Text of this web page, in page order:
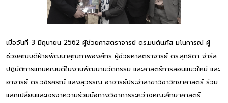
เมื่อวันที่ 3 มิถุนายน 2562 ผู้ช่วยศาสตราจารย์ ดร.มนต์นภัส มโนการณ์ ผู้
ช่วยคณบดีฝ่ายพัฒนาคุณภาพองค์กร ผู้ช่วยศาสตราจารย์ ดร.สุทธิดา จำรัส
ปฏิบัติการแทนคณบดีในงานพัฒนานวัตกรรม และศาสตร์การสอนแนวใหม่ และ
อาจารย์ ดร.วชิรศรณ์ แสงสุวรรณ อาจารย์ประจำสาขาวิชาวิทยาศาสตร์ ร่วม
แลกเปลี่ยนและเจรจาความร่วมมือทางวิชาการระหว่างคณะศึกษาศาสตร์